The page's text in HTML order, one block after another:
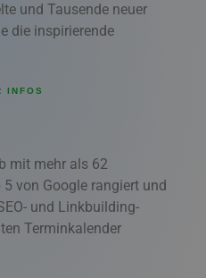
und Tausende neuer
die inspirierende
INFOS
mit mehr als 62
von Google rangiert und
und Linkbuilding-
Terminkalender